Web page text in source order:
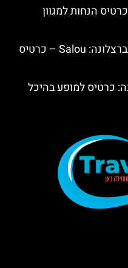
הנחות למגוון
פארק המים PortAventura בברצלונה: Salou – כרטיס
כרטיס למופע בהיכל